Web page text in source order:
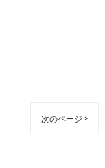
次のページ >